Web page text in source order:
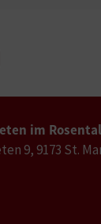
im Rosental
9, 9173 St.